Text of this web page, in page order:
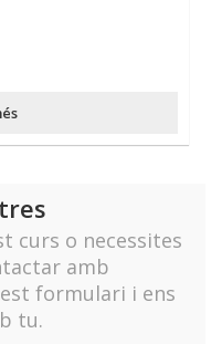
curs o necessites
amb
formulari i ens
tu.